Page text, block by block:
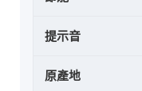
提示音
原產地